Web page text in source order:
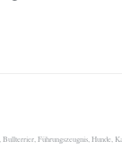
Bullterrier Führungszeugnis Hunde